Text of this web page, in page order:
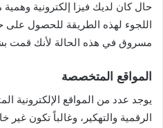
حال كان لديك فيزا إلكترونية
اللجوء لهذه الطريقة للحصول
مسروق في هذه الحالة لأنك قمت
المواقع المتخصصة
يوجد عدد من المواقع الإلكترونية
الرقمية والتهكير، وغالباً تكون غير